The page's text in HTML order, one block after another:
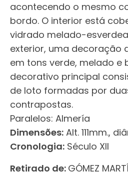
acontecendo o mesmo
bordo. O interior está
vidrado melado-
exterior, uma decoração
em tons verde, melado e
decorativo principal
de loto formadas por
contrapostas.
Paralelos: Almería
Dimensões: Alt. 111mm.,
Cronologia: Século XII
Retirado de: GÓMEZ